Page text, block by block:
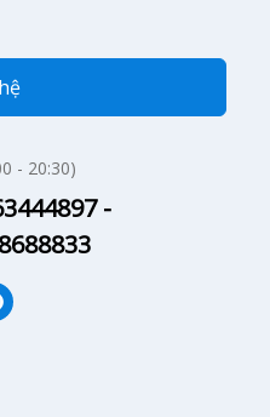
- 20:30)
-